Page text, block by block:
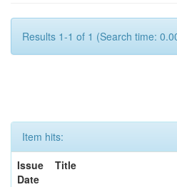
Results 1-1 of 1 (Search time:
Item hits:
Issue
Date
Title